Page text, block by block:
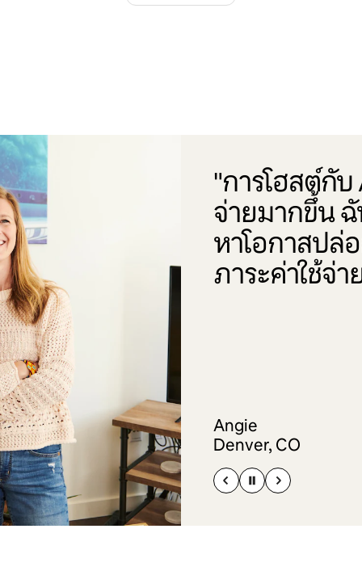
"การโฮสต์กับ
จ่ายมากขึ้น
หาโอกาสปล่
ภาระค่าใช้จ่
Angie
Denver, CO